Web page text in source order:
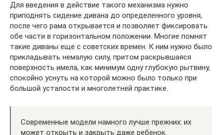
Для введения в действие такого механизма нужно
приподнять сидение дивана до определенного уровня,
после чего рама открывается и позволяет фиксировать
обе части в горизонтальном положении. Многие помнят
такие диваны еще с советских времен. К ним нужно было
прикладывать немалую силу, притом раскрывшаяся
поверхность имела, как минимум одну глубокую рытвину,
спокойно уснуть на которой можно было только при
большой усталости и многолетней практике.
Современные модели намного лучше прежних: их
может открыть и закрыть даже ребенок.